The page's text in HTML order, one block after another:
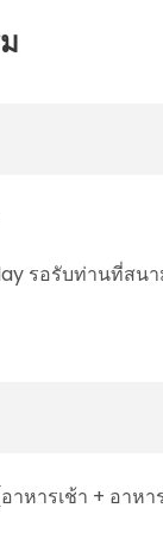
รอรับท่านที่สน
าหารเช้า + อาหา